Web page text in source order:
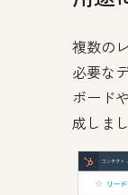
複数の
必要な
ボード
成しま